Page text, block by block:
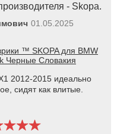
- Skopa.
01.05.2025
™ SKOPA для BMW
Черные Словакия
2012-2015 идеально
сидят как влитые.